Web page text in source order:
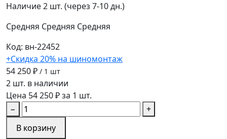
Наличие2 шт. (через 7-10 дн.)
Средняя Средняя Средняя
Код: вн-22452
+Скидка 20% на шиномонтаж
54 250 ₽ / 1 шт
2 шт. в наличии
Цена 54 250 ₽ за 1 шт.
−
+
В корзину